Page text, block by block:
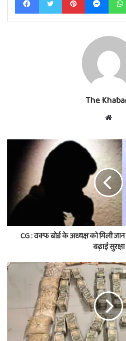
The
CG : वक्फ बोर्ड के अध्यक्ष को मिली
बढ़ाई सुरक्षा